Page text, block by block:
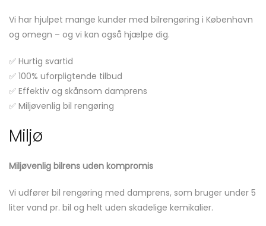
Vi har hjulpet mange kunder med bilrengøring i København
og omegn – og vi kan også hjælpe dig.
✅ Hurtig svartid
✅ 100% uforpligtende tilbud
✅ Effektiv og skånsom damprens
✅ Miljøvenlig bil rengøring
Miljø
Miljøvenlig bilrens uden kompromis
Vi udfører bil rengøring med damprens, som bruger under 5
liter vand pr. bil og helt uden skadelige kemikalier.